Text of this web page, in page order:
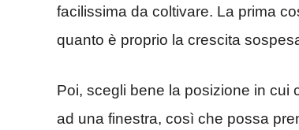
facilissima da coltivare. La prima
quanto è proprio la crescita
Poi, scegli bene la posizione in cui
ad una finestra, così che possa